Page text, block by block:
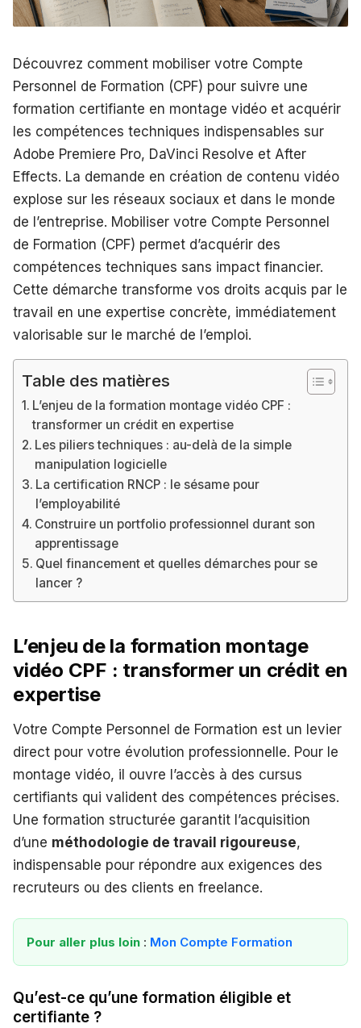
Découvrez comment mobiliser votre Compte
Personnel de Formation (CPF) pour suivre une
formation certifiante en montage vidéo et acquérir
les compétences techniques indispensables sur
Adobe Premiere Pro, DaVinci Resolve et After
Effects. La demande en création de contenu vidéo
explose sur les réseaux sociaux et dans le monde
de l’entreprise. Mobiliser votre Compte Personnel
de Formation (CPF) permet d’acquérir des
compétences techniques sans impact financier.
Cette démarche transforme vos droits acquis par le
travail en une expertise concrète, immédiatement
valorisable sur le marché de l’emploi.
Table des matières
L’enjeu de la formation montage vidéo CPF :
transformer un crédit en expertise
Les piliers techniques : au-delà de la simple
manipulation logicielle
La certification RNCP : le sésame pour
l’employabilité
Construire un portfolio professionnel durant son
apprentissage
Quel financement et quelles démarches pour se
lancer ?
L’enjeu de la formation montage
vidéo CPF : transformer un crédit en
expertise
Votre Compte Personnel de Formation est un levier
direct pour votre évolution professionnelle. Pour le
montage vidéo, il ouvre l’accès à des cursus
certifiants qui valident des compétences précises.
Une formation structurée garantit l’acquisition
d’une méthodologie de travail rigoureuse,
indispensable pour répondre aux exigences des
recruteurs ou des clients en freelance.
Pour aller plus loin : Mon Compte Formation
Qu’est-ce qu’une formation éligible et
certifiante ?